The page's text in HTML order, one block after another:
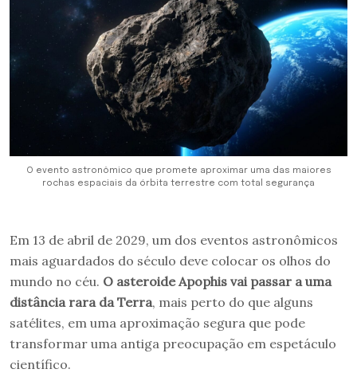
O evento astronômico que promete aproximar uma das maiores
rochas espaciais da órbita terrestre com total segurança
Em 13 de abril de 2029, um dos eventos astronômicos
mais aguardados do século deve colocar os olhos do
mundo no céu. O asteroide Apophis vai passar a uma
distância rara da Terra, mais perto do que alguns
satélites, em uma aproximação segura que pode
transformar uma antiga preocupação em espetáculo
científico.